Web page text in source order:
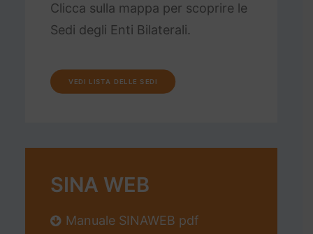
Clicca sulla mappa per scoprire le
Sedi degli Enti Bilaterali.
VEDI LISTA DELLE SEDI
SINA WEB
Manuale SINAWEB pdf